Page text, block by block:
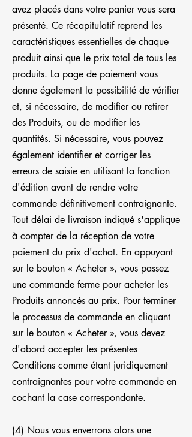
avez placés dans votre panier vous sera
présenté. Ce récapitulatif reprend les
caractéristiques essentielles de chaque
produit ainsi que le prix total de tous les
produits. La page de paiement vous
donne également la possibilité de vérifier
et, si nécessaire, de modifier ou retirer
des Produits, ou de modifier les
quantités. Si nécessaire, vous pouvez
également identifier et corriger les
erreurs de saisie en utilisant la fonction
d'édition avant de rendre votre
commande définitivement contraignante.
Tout délai de livraison indiqué s'applique
à compter de la réception de votre
paiement du prix d'achat. En appuyant
sur le bouton « Acheter », vous passez
une commande ferme pour acheter les
Produits annoncés au prix. Pour terminer
le processus de commande en cliquant
sur le bouton « Acheter », vous devez
d'abord accepter les présentes
Conditions comme étant juridiquement
contraignantes pour votre commande en
cochant la case correspondante.
(4) Nous vous enverrons alors une